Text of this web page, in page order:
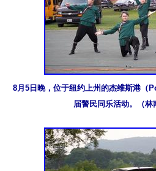
8月5日晚，位于纽约上州的杰维斯港（
届警民同乐活动。（林